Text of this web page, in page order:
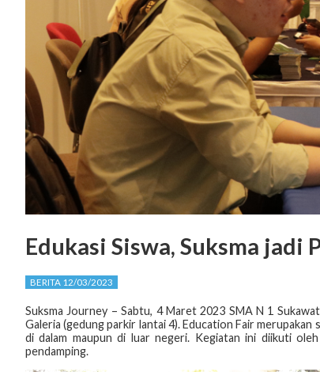
Edukasi Siswa, Suksma
BERITA 12/03/2023
Suksma Journey – Sabtu, 4 Maret 2023 SMA N 1
Galeria (gedung parkir lantai 4). Education Fair
di dalam maupun di luar negeri. Kegiatan ini diikuti
pendamping.